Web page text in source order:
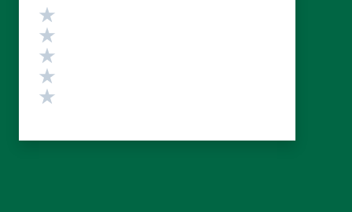
Valutazione